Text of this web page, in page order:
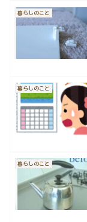
暮らしのこと
暮らしのこと
暮らしのこと